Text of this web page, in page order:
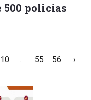
500 policías
10 ... 55 56 ›